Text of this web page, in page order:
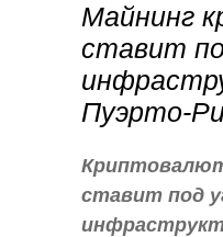
Майнинг
ставит
Пуэрто-
ставит под